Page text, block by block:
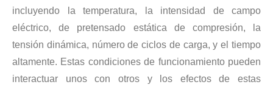
incluyendo la temperatura, la intensidad de campo
eléctrico, de pretensado estática de compresión, la
tensión dinámica, número de ciclos de carga, y el tiempo
altamente. Estas condiciones de funcionamiento pueden
interactuar unos con otros y los efectos de estas